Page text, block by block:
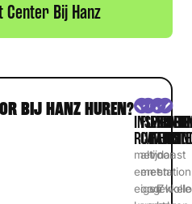
Center Bij Hanz
BIJ HANZ HUREN?
RUIMTES
met
een
eigen
FLEXIBELE
CATERING
altijd
met
oog
voor
een
naast
station
Zwolle